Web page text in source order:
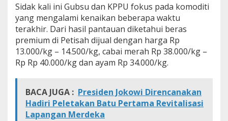
M
a
n
f
a
a
t
k
n
H
B
K
Sidak kali ini Gubsu dan KPPU fokus pada komoditi
yang mengalami kenaikan beberapa waktu
terakhir. Dari hasil pantauan diketahui beras
premium di Petisah dijual dengan harga Rp
13.000/kg – 14.500/kg, cabai merah Rp 38.000/kg –
Rp Rp 40.000/kg dan ayam Rp 34.000/kg.
BACA JUGA : Presiden Jokowi Direncanakan
Hadiri Peletakan Batu Pertama Revitalisasi
Lapangan Merdeka